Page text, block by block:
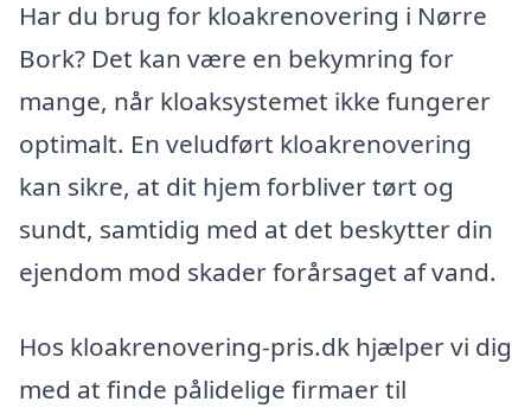
Har du brug for kloakrenovering i Nørre
Bork? Det kan være en bekymring for
mange, når kloaksystemet ikke fungerer
optimalt. En veludført kloakrenovering
kan sikre, at dit hjem forbliver tørt og
sundt, samtidig med at det beskytter din
ejendom mod skader forårsaget af vand.
Hos kloakrenovering-pris.dk hjælper vi dig
med at finde pålidelige firmaer til